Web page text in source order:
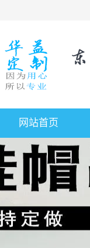
网站首页